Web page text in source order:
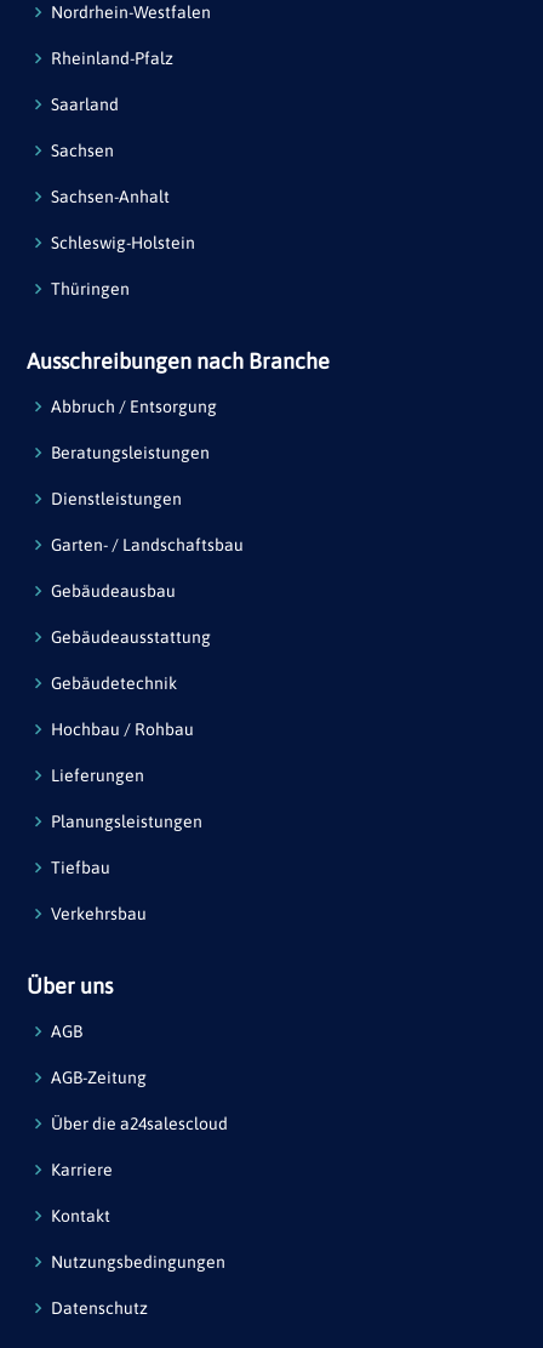
Nordrhein-Westfalen
Rheinland-Pfalz
Saarland
Sachsen
Sachsen-Anhalt
Schleswig-Holstein
Thüringen
Ausschreibungen nach Branche
Abbruch / Entsorgung
Beratungsleistungen
Dienstleistungen
Garten- / Landschaftsbau
Gebäudeausbau
Gebäudeausstattung
Gebäudetechnik
Hochbau / Rohbau
Lieferungen
Planungsleistungen
Tiefbau
Verkehrsbau
Über uns
AGB
AGB-Zeitung
Über die a24salescloud
Karriere
Kontakt
Nutzungsbedingungen
Datenschutz